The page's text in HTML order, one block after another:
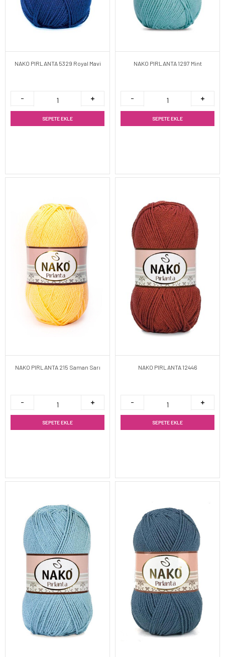
NAKO PIRLANTA 5329 Royal Mavi
SEPETE EKLE
NAKO PIRLANTA 1297 Mint
SEPETE EKLE
NAKO PIRLANTA 215 Saman Sarı
SEPETE EKLE
NAKO PIRLANTA 12446
SEPETE EKLE